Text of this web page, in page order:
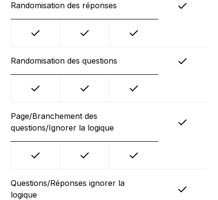
Randomisation des réponses
Randomisation des questions
Page/Branchement des
questions/Ignorer la logique
Questions/Réponses ignorer la
logique